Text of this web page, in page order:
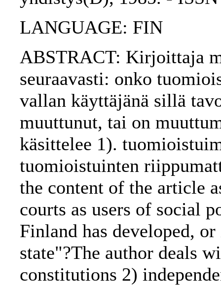
LANGUAGE: FIN
ABSTRACT: Kirjoittaja
seuraavasti: onko
vallan käyttäjänä sillä
muuttunut, tai on
käsittelee 1).
tuomioistuinten
the content of the article
courts as users of social
Finland has developed,
state"?The author deals
constitutions 2)